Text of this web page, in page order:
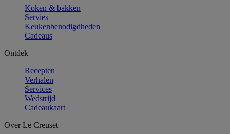
Koken & bakken
Servies
Keukenbenodigdheden
Cadeaus
Ontdek
Recepten
Verhalen
Services
Wedstrijd
Cadeaukaart
Over Le Creuset